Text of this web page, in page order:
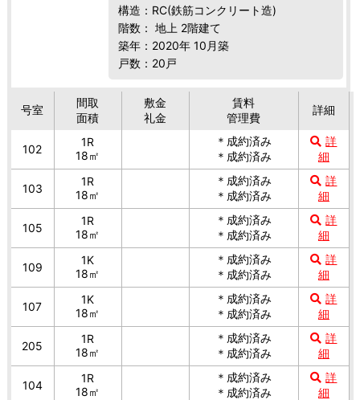
構造：RC(鉄筋コンクリート造)
階数： 地上 2階建て
築年：2020年 10月築
戸数：20戸
号室
間取
面積
敷金
礼金
賃料
管理費
詳細
102
1R
18㎡
＊成約済み
＊成約済み
詳
細
103
1R
18㎡
＊成約済み
＊成約済み
詳
細
105
1R
18㎡
＊成約済み
＊成約済み
詳
細
109
1K
18㎡
＊成約済み
＊成約済み
詳
細
107
1K
18㎡
＊成約済み
＊成約済み
詳
細
205
1R
18㎡
＊成約済み
＊成約済み
詳
細
104
1R
18㎡
＊成約済み
＊成約済み
詳
細